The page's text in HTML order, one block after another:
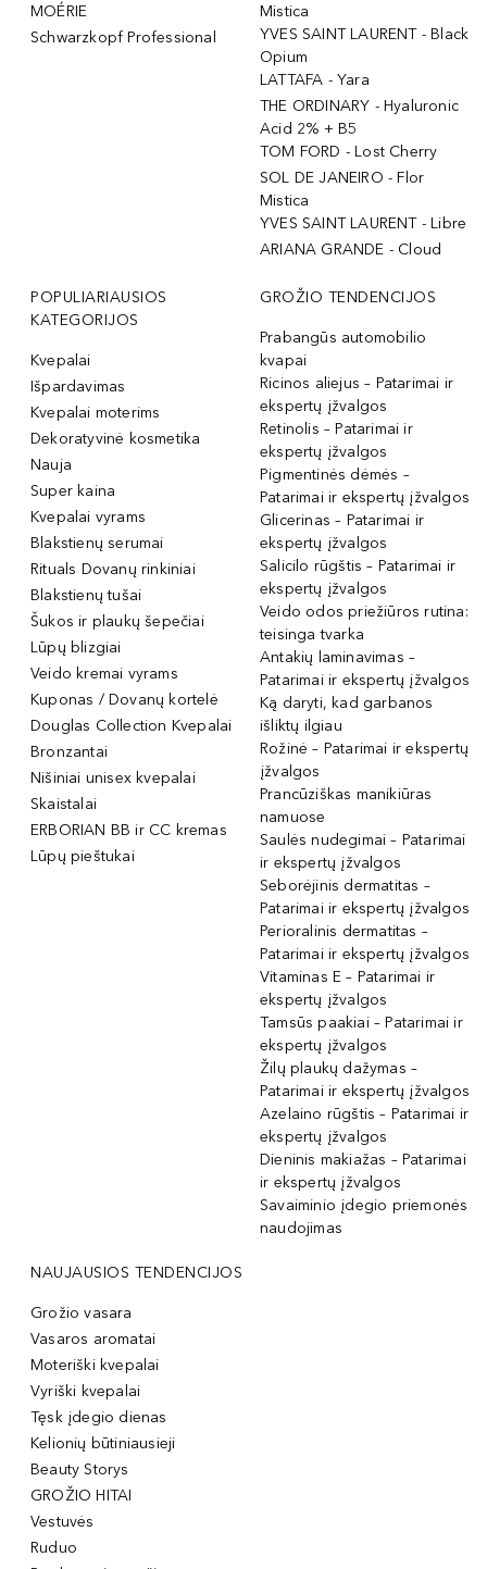
MOÉRIE
Schwarzkopf Professional
Mistica
YVES SAINT LAURENT - Black
Opium
LATTAFA - Yara
THE ORDINARY - Hyaluronic
Acid 2% + B5
TOM FORD - Lost Cherry
SOL DE JANEIRO - Flor
Mistica
YVES SAINT LAURENT - Libre
ARIANA GRANDE - Cloud
POPULIARIAUSIOS
KATEGORIJOS
Kvepalai
Išpardavimas
Kvepalai moterims
Dekoratyvinė kosmetika
Nauja
Super kaina
Kvepalai vyrams
Blakstienų serumai
Rituals Dovanų rinkiniai
Blakstienų tušai
Šukos ir plaukų šepečiai
Lūpų blizgiai
Veido kremai vyrams
Kuponas / Dovanų kortelė
Douglas Collection Kvepalai
Bronzantai
Nišiniai unisex kvepalai
Skaistalai
ERBORIAN BB ir CC kremas
Lūpų pieštukai
GROŽIO TENDENCIJOS
Prabangūs automobilio
kvapai
Ricinos aliejus – Patarimai ir
ekspertų įžvalgos
Retinolis – Patarimai ir
ekspertų įžvalgos
Pigmentinės dėmės –
Patarimai ir ekspertų įžvalgos
Glicerinas – Patarimai ir
ekspertų įžvalgos
Salicilo rūgštis – Patarimai ir
ekspertų įžvalgos
Veido odos priežiūros rutina:
teisinga tvarka
Antakių laminavimas –
Patarimai ir ekspertų įžvalgos
Ką daryti, kad garbanos
išliktų ilgiau
Rožinė – Patarimai ir ekspertų
įžvalgos
Prancūziškas manikiūras
namuose
Saulės nudegimai – Patarimai
ir ekspertų įžvalgos
Seborėjinis dermatitas –
Patarimai ir ekspertų įžvalgos
Perioralinis dermatitas –
Patarimai ir ekspertų įžvalgos
Vitaminas E – Patarimai ir
ekspertų įžvalgos
Tamsūs paakiai – Patarimai ir
ekspertų įžvalgos
Žilų plaukų dažymas –
Patarimai ir ekspertų įžvalgos
Azelaino rūgštis – Patarimai ir
ekspertų įžvalgos
Dieninis makiažas – Patarimai
ir ekspertų įžvalgos
Savaiminio įdegio priemonės
naudojimas
NAUJAUSIOS TENDENCIJOS
Grožio vasara
Vasaros aromatai
Moteriški kvepalai
Vyriški kvepalai
Tęsk įdegio dienas
Kelionių būtiniausieji
Beauty Storys
GROŽIO HITAI
Vestuvės
Ruduo